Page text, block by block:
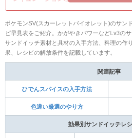
ポケモンSV(スカーレットバイオレット)のサン
ピ早見表をご紹介。かがやきパワーなどLv3の
サンドイッチ素材と具材の入手方法、料理の作
果、レシピの解放条件を記載しています。
関連記事
ひでんスパイスの入手方法
色違い厳選のやり方
効果別サンドイッチレ